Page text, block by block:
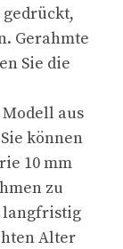
Gerahmte
Sie die
aus
können
10 mm
zu
langfristig
Alter